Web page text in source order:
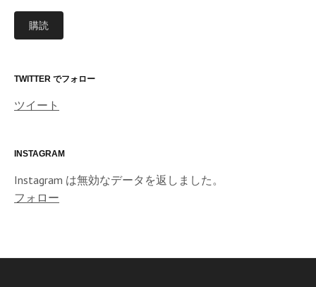
ル
ド
ス
購読
TWITTER でフォロー
ツイート
INSTAGRAM
Instagram は無効なデータを返しました。
フォロー